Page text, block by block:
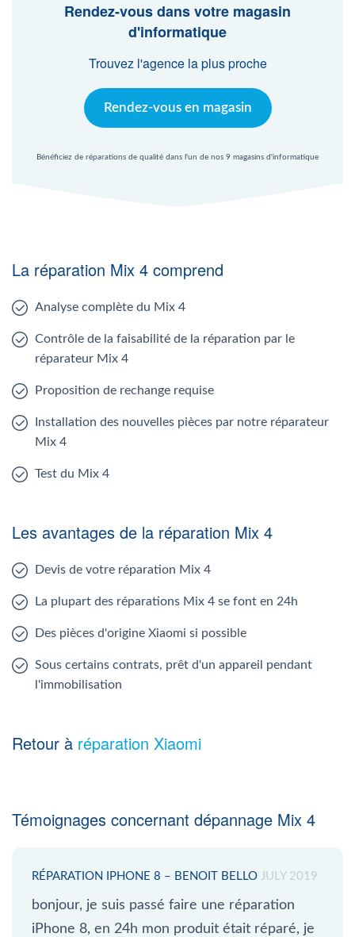
Rendez-vous dans votre magasin
d'informatique
Trouvez l'agence la plus proche
Rendez-vous en magasin
Bénéficiez de réparations de qualité dans l'un de nos 9 magasins d'informatique
La réparation Mix 4 comprend
Analyse complète du Mix 4
Contrôle de la faisabilité de la réparation par le
réparateur Mix 4
Proposition de rechange requise
Installation des nouvelles pièces par notre réparateur
Mix 4
Test du Mix 4
Les avantages de la réparation Mix 4
Devis de votre réparation Mix 4
La plupart des réparations Mix 4 se font en 24h
Des pièces d'origine Xiaomi si possible
Sous certains contrats, prêt d'un appareil pendant
l'immobilisation
Retour à réparation Xiaomi
Témoignages concernant dépannage Mix 4
RÉPARATION IPHONE 8 – BENOIT BELLO JULY 2019
bonjour, je suis passé faire une réparation
iPhone 8, en 24h mon produit était réparé, je